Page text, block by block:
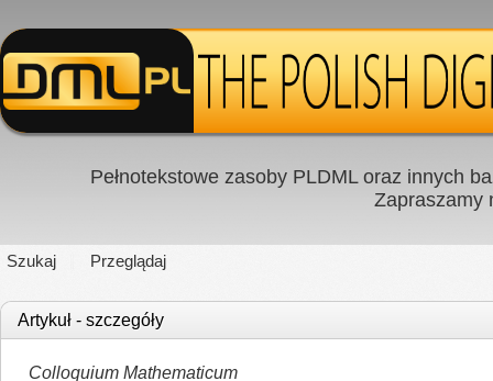
Pełnotekstowe zasoby PLDML oraz innych
Zapraszamy
Szukaj Przeglądaj
Artykuł - szczegóły
Colloquium Mathematicum